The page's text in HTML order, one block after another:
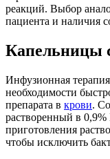
реакций. Выбор
пациента и наличия
Капельницы
Инфузионная
необходимости
препарата в крови.
растворенный в 0,9%
приготовления
чтобы исключить